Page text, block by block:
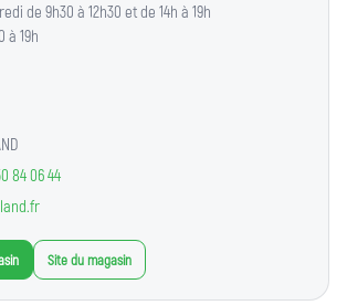
de 9h30 à 12h30 et de 14h à 19h
à 19h
84 06 44
Site du magasin